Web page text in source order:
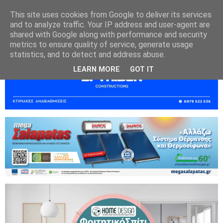
This site uses cookies from Google to deliver its services
and to analyze traffic. Your IP address and user-agent are
shared with Google along with performance and security
metrics to ensure quality of service, generate usage
statistics, and to detect and address abuse.
LEARN MORE GOT IT